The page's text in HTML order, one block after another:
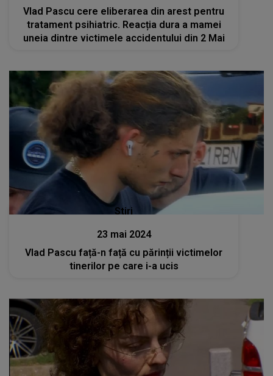
Vlad Pascu cere eliberarea din arest pentru
tratament psihiatric. Reacția dura a mamei
uneia dintre victimele accidentului din 2 Mai
Stiri
23 mai 2024
Vlad Pascu față-n față cu părinții victimelor
tinerilor pe care i-a ucis